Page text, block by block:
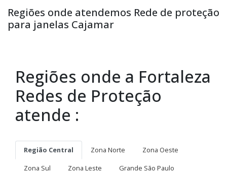
Regiões onde atendemos Rede de proteção
para janelas Cajamar
Regiões onde a Fortaleza
Redes de Proteção
atende :
Região Central Zona Norte
Zona Oeste
Zona Sul
Zona Leste
Grande São Paulo